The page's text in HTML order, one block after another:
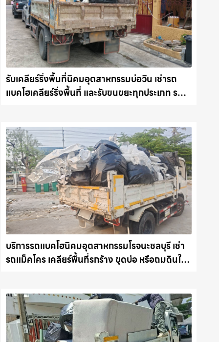
รับเคลียร์ริ่งพื้นที่นิคมอุตสาหกรรมบ่อวิน เช่ารถ
แบคโฮเคลียร์ริ่งพื้นที่ และรับขนขยะทุกประเภท รถ
บริการรถแบคโฮนิคมอุตสาหกรรมโรจนะชลบุรี เช่า
รถแม็คโคร เคลียร์พื้นที่รกร้าง ขุดบ่อ หรือถมดินใน